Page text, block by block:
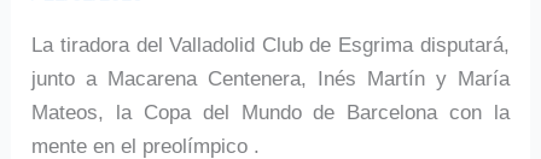
La tiradora del Valladolid Club de Esgrima disputará,
junto a Macarena Centenera, Inés Martín y María
Mateos, la Copa del Mundo de Barcelona con la
mente en el preolímpico .